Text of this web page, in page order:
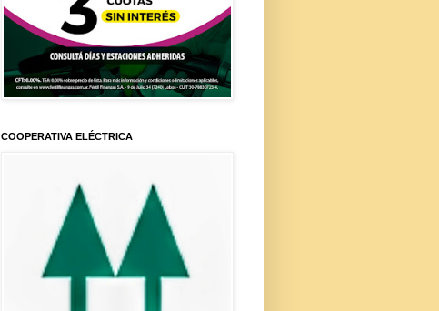
COOPERATIVA ELÉCTRICA